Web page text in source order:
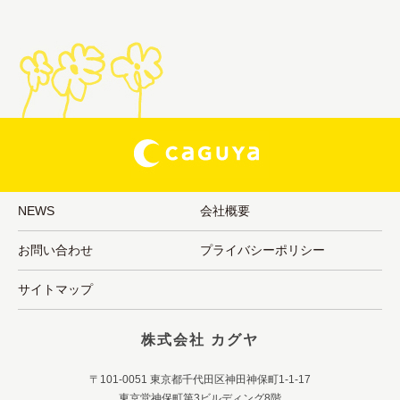
NEWS 会社概要
お問い合わせ プライバシーポリシー
サイトマップ
株式会社 カグヤ
〒101-0051 東京都千代田区神田神保町1-1-17